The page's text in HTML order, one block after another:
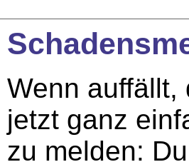
Wenn auffällt,
jetzt ganz
zu melden: